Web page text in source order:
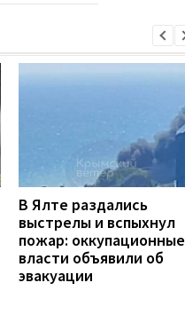
В Ялте раздались
выстрелы и вспыхнул
пожар: оккупационные
власти объявили об
эвакуации